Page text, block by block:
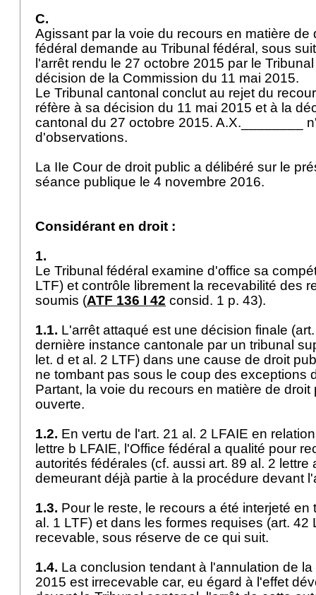
C.
Agissant par la voie du recours en matière de
fédéral demande au Tribunal fédéral, sous
l'arrêt rendu le 27 octobre 2015 par le
décision de la Commission du 11 mai 2015.
Le Tribunal cantonal conclut au rejet du
réfère à sa décision du 11 mai 2015 et à la
cantonal du 27 octobre 2015. A.X.________
d'observations.
La IIe Cour de droit public a délibéré sur le
séance publique le 4 novembre 2016.
Considérant en droit :
1.
Le Tribunal fédéral examine d'office sa
LTF) et contrôle librement la recevabilité des
soumis (ATF 136 I 42 consid. 1 p. 43).
1.1. L'arrêt attaqué est une décision finale (
dernière instance cantonale par un tribunal
let. d et al. 2 LTF) dans une cause de droit
ne tombant pas sous le coup des exceptions
Partant, la voie du recours en matière de
ouverte.
1.2. En vertu de l'art. 21 al. 2 LFAIE en
lettre b LFAIE, l'Office fédéral a qualité pour
autorités fédérales (cf. aussi art. 89 al. 2 lettre
demeurant déjà partie à la procédure devant
1.3. Pour le reste, le recours a été interjeté en
al. 1 LTF) et dans les formes requises (art. 42
recevable, sous réserve de ce qui suit.
1.4. La conclusion tendant à l'annulation de
2015 est irrecevable car, eu égard à l'effet